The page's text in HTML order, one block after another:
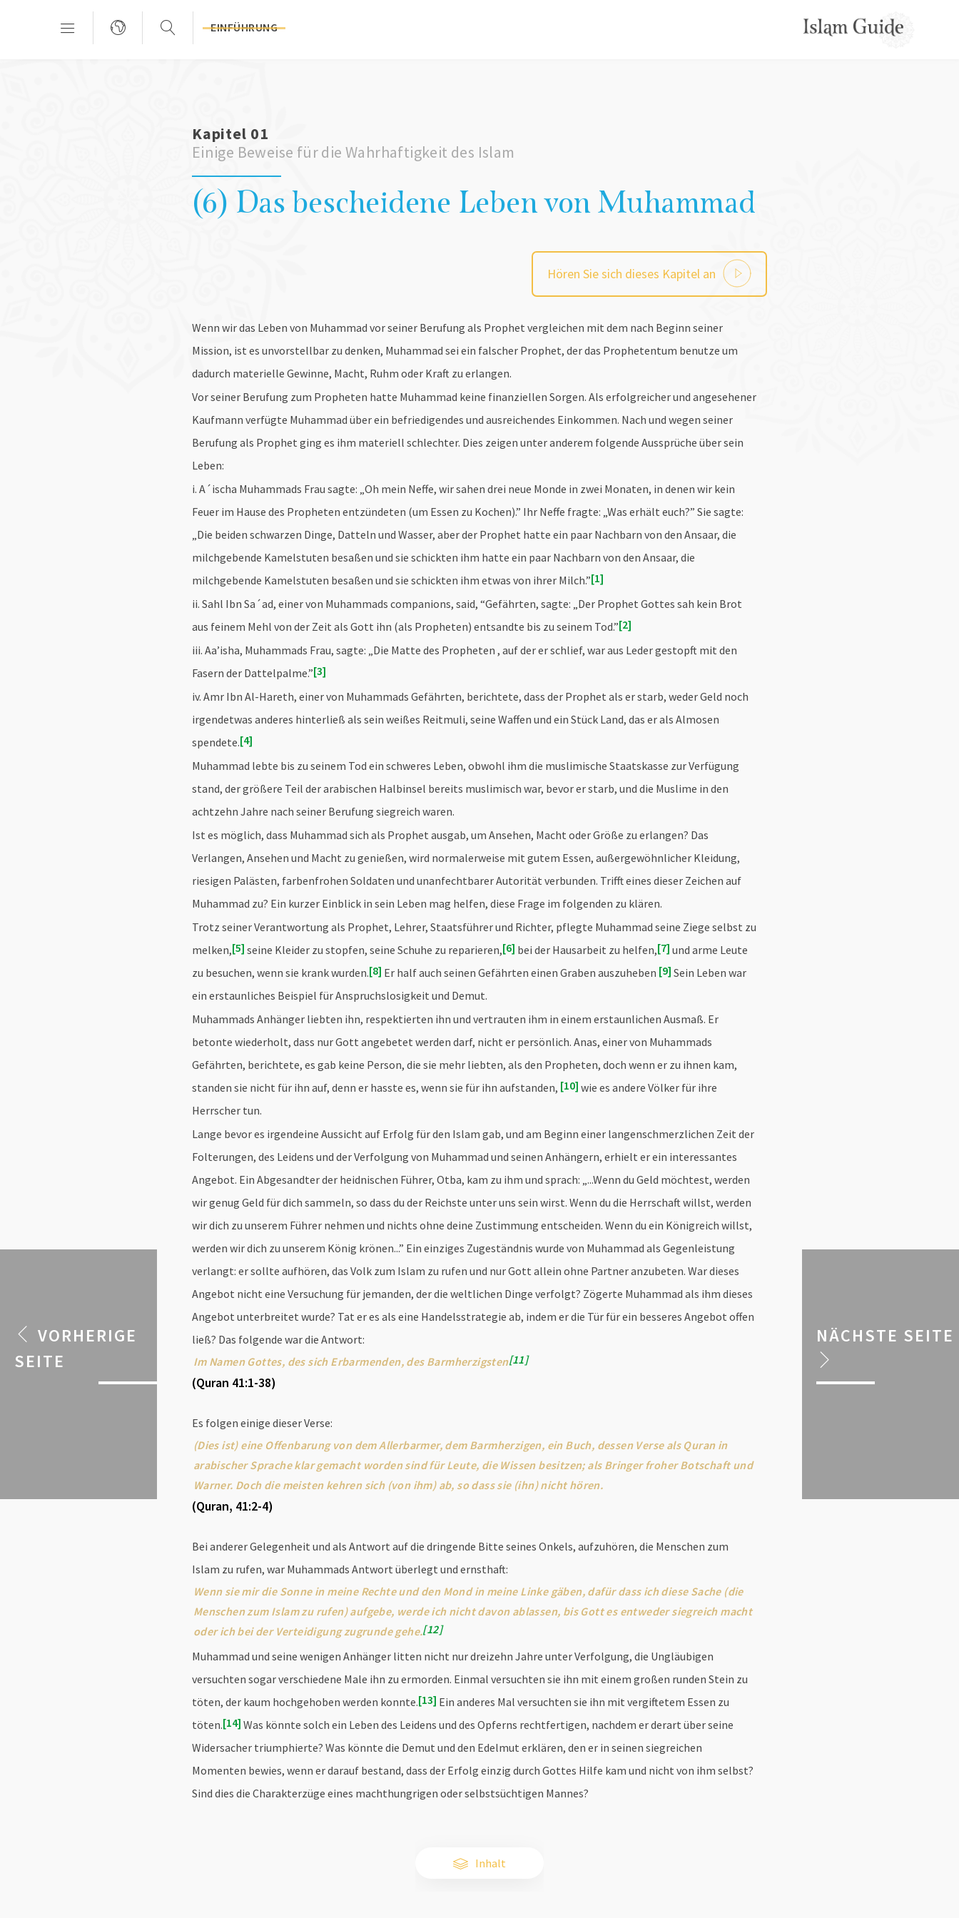
EINFÜHRUNG
Kapitel 01
Einige Beweise für die Wahrhaftigkeit des Islam
(6) Das bescheidene Leben von Muhammad
Hören Sie sich dieses Kapitel an
Wenn wir das Leben von Muhammad vor seiner Berufung als Prophet vergleichen mit dem nach Beginn seiner
Mission, ist es unvorstellbar zu denken, Muhammad sei ein falscher Prophet, der das Prophetentum benutze um
dadurch materielle Gewinne, Macht, Ruhm oder Kraft zu erlangen.
Vor seiner Berufung zum Propheten hatte Muhammad keine finanziellen Sorgen. Als erfolgreicher und angesehener
Kaufmann verfügte Muhammad über ein befriedigendes und ausreichendes Einkommen. Nach und wegen seiner
Berufung als Prophet ging es ihm materiell schlechter. Dies zeigen unter anderem folgende Aussprüche über sein
Leben:
i. A´ischa Muhammads Frau sagte: „Oh mein Neffe, wir sahen drei neue Monde in zwei Monaten, in denen wir kein
Feuer im Hause des Propheten entzündeten (um Essen zu Kochen).” Ihr Neffe fragte: „Was erhält euch?” Sie sagte:
„Die beiden schwarzen Dinge, Datteln und Wasser, aber der Prophet hatte ein paar Nachbarn von den Ansaar, die
milchgebende Kamelstuten besaßen und sie schickten ihm hatte ein paar Nachbarn von den Ansaar, die
milchgebende Kamelstuten besaßen und sie schickten ihm etwas von ihrer Milch.” 1
ii. Sahl Ibn Sa´ad, einer von Muhammads companions, said, “Gefährten, sagte: „Der Prophet Gottes sah kein Brot
aus feinem Mehl von der Zeit als Gott ihn (als Propheten) entsandte bis zu seinem Tod.” 2
iii. Aa’isha, Muhammads Frau, sagte: „Die Matte des Propheten , auf der er schlief, war aus Leder gestopft mit den
Fasern der Dattelpalme.” 3
iv. Amr Ibn Al-Hareth, einer von Muhammads Gefährten, berichtete, dass der Prophet als er starb, weder Geld noch
irgendetwas anderes hinterließ als sein weißes Reitmuli, seine Waffen und ein Stück Land, das er als Almosen
spendete. 4
Muhammad lebte bis zu seinem Tod ein schweres Leben, obwohl ihm die muslimische Staatskasse zur Verfügung
stand, der größere Teil der arabischen Halbinsel bereits muslimisch war, bevor er starb, und die Muslime in den
achtzehn Jahre nach seiner Berufung siegreich waren.
Ist es möglich, dass Muhammad sich als Prophet ausgab, um Ansehen, Macht oder Größe zu erlangen? Das
Verlangen, Ansehen und Macht zu genießen, wird normalerweise mit gutem Essen, außergewöhnlicher Kleidung,
riesigen Palästen, farbenfrohen Soldaten und unanfechtbarer Autorität verbunden. Trifft eines dieser Zeichen auf
Muhammad zu? Ein kurzer Einblick in sein Leben mag helfen, diese Frage im folgenden zu klären.
Trotz seiner Verantwortung als Prophet, Lehrer, Staatsführer und Richter, pflegte Muhammad seine Ziege selbst zu
melken, 5 seine Kleider zu stopfen, seine Schuhe zu reparieren, 6 bei der Hausarbeit zu helfen, 7 und arme Leute
zu besuchen, wenn sie krank wurden. 8 Er half auch seinen Gefährten einen Graben auszuheben 9 Sein Leben war
ein erstaunliches Beispiel für Anspruchslosigkeit und Demut.
Muhammads Anhänger liebten ihn, respektierten ihn und vertrauten ihm in einem erstaunlichen Ausmaß. Er
betonte wiederholt, dass nur Gott angebetet werden darf, nicht er persönlich. Anas, einer von Muhammads
Gefährten, berichtete, es gab keine Person, die sie mehr liebten, als den Propheten, doch wenn er zu ihnen kam,
standen sie nicht für ihn auf, denn er hasste es, wenn sie für ihn aufstanden, 10 wie es andere Völker für ihre
Herrscher tun.
Lange bevor es irgendeine Aussicht auf Erfolg für den Islam gab, und am Beginn einer langenschmerzlichen Zeit der
Folterungen, des Leidens und der Verfolgung von Muhammad und seinen Anhängern, erhielt er ein interessantes
Angebot. Ein Abgesandter der heidnischen Führer, Otba, kam zu ihm und sprach: „...Wenn du Geld möchtest, werden
wir genug Geld für dich sammeln, so dass du der Reichste unter uns sein wirst. Wenn du die Herrschaft willst, werden
wir dich zu unserem Führer nehmen und nichts ohne deine Zustimmung entscheiden. Wenn du ein Königreich willst,
werden wir dich zu unserem König krönen...” Ein einziges Zugeständnis wurde von Muhammad als Gegenleistung
verlangt: er sollte aufhören, das Volk zum Islam zu rufen und nur Gott allein ohne Partner anzubeten. War dieses
Angebot nicht eine Versuchung für jemanden, der die weltlichen Dinge verfolgt? Zögerte Muhammad als ihm dieses
Angebot unterbreitet wurde? Tat er es als eine Handelsstrategie ab, indem er die Tür für ein besseres Angebot offen
ließ? Das folgende war die Antwort:
Im Namen Gottes, des sich Erbarmenden, des Barmherzigsten 11
(Quran 41:1-38)
Es folgen einige dieser Verse:
(Dies ist) eine Offenbarung von dem Allerbarmer, dem Barmherzigen, ein Buch, dessen Verse als Quran in
arabischer Sprache klar gemacht worden sind für Leute, die Wissen besitzen; als Bringer froher Botschaft und
Warner. Doch die meisten kehren sich (von ihm) ab, so dass sie (ihn) nicht hören.
(Quran, 41:2-4)
Bei anderer Gelegenheit und als Antwort auf die dringende Bitte seines Onkels, aufzuhören, die Menschen zum
Islam zu rufen, war Muhammads Antwort überlegt und ernsthaft:
Wenn sie mir die Sonne in meine Rechte und den Mond in meine Linke gäben, dafür dass ich diese Sache (die
Menschen zum Islam zu rufen) aufgebe, werde ich nicht davon ablassen, bis Gott es entweder siegreich macht
oder ich bei der Verteidigung zugrunde gehe. 12
Muhammad und seine wenigen Anhänger litten nicht nur dreizehn Jahre unter Verfolgung, die Ungläubigen
versuchten sogar verschiedene Male ihn zu ermorden. Einmal versuchten sie ihn mit einem großen runden Stein zu
töten, der kaum hochgehoben werden konnte. 13 Ein anderes Mal versuchten sie ihn mit vergiftetem Essen zu
töten. 14 Was könnte solch ein Leben des Leidens und des Opferns rechtfertigen, nachdem er derart über seine
Widersacher triumphierte? Was könnte die Demut und den Edelmut erklären, den er in seinen siegreichen
Momenten bewies, wenn er darauf bestand, dass der Erfolg einzig durch Gottes Hilfe kam und nicht von ihm selbst?
Sind dies die Charakterzüge eines machthungrigen oder selbstsüchtigen Mannes?
Inhalt
VORHERIGE
SEITE
NÄCHSTE SEITE